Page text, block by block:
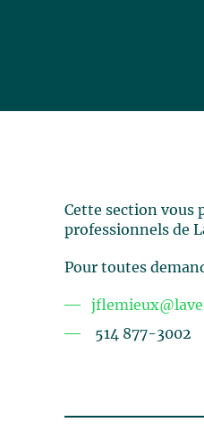
Cette section vous
professionnels de
Pour toutes
514 877-3002